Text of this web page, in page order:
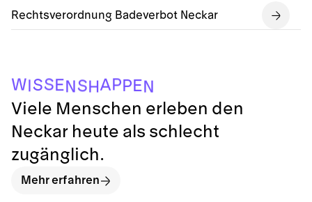
Rechtsverordnung Badeverbot Neckar
WISSENSHAP P EN
Viele Menschen erleben den
Neckar heute als schlecht
zugänglich.
Mehr erfahren